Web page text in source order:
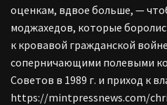
оценкам, вдвое больше, —
моджахедов, которые
к кровавой гражданской
соперничающими полевыми
Советов в 1989 г. и приход к
https://mintpressnews.com/